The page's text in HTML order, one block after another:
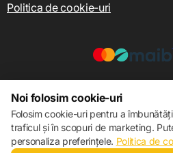
Politica de cookie-uri
Noi folosim cookie-uri
Folosim cookie-uri pentru a
traficul și în scopuri de marketing.
personaliza preferințele. Politica de